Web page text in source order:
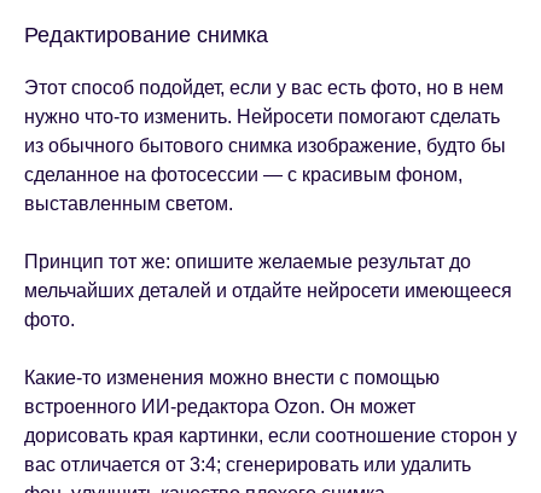
Редактирование снимка
Этот способ подойдет, если у вас есть фото, но в нем
нужно что-то изменить. Нейросети помогают сделать
из обычного бытового снимка изображение, будто бы
сделанное на фотосессии — с красивым фоном,
выставленным светом.
Принцип тот же: опишите желаемые результат до
мельчайших деталей и отдайте нейросети имеющееся
фото.
Какие-то изменения можно внести с помощью
встроенного ИИ-редактора Ozon. Он может
дорисовать края картинки, если соотношение сторон у
вас отличается от 3:4; сгенерировать или удалить